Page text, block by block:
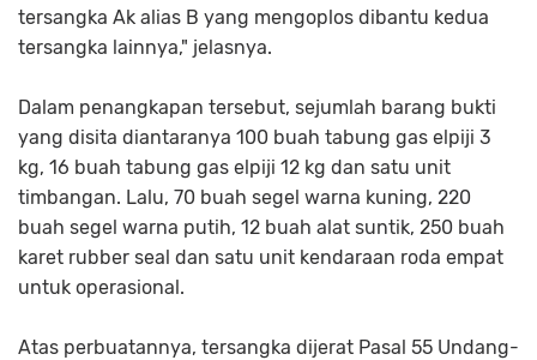
tersangka Ak alias B yang mengoplos dibantu kedua
tersangka lainnya," jelasnya.
Dalam penangkapan tersebut, sejumlah barang bukti
yang disita diantaranya 100 buah tabung gas elpiji 3
kg, 16 buah tabung gas elpiji 12 kg dan satu unit
timbangan. Lalu, 70 buah segel warna kuning, 220
buah segel warna putih, 12 buah alat suntik, 250 buah
karet rubber seal dan satu unit kendaraan roda empat
untuk operasional.
Atas perbuatannya, tersangka dijerat Pasal 55 Undang-